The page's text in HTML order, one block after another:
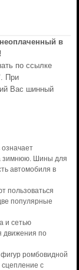
в
по ссылке
При
Вас шинный
зимнюю. Шины для
автомобиля в
пользоваться
популярные
и сетью
движения по
ромбовидной
с